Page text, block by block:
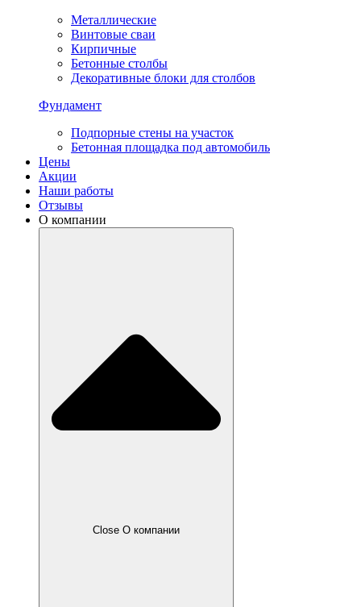
Металлические
Винтовые сваи
Кирпичные
Бетонные столбы
Декоративные блоки для столбов
Фундамент
Подпорные стены на участок
Бетонная площадка под автомобиль
Цены
Акции
Наши работы
Отзывы
О компании
Close О компании